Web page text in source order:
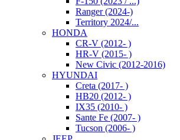
Ranger (2024-)
Territory 2024/...
HONDA
CR-V (2012- )
HR-V (2015- )
New Civic (2012-2016)
HYUNDAI
Creta (2017- )
HB20 (2012- )
IX35 (2010- )
Sante Fe (2007- )
Tucson (2006- )